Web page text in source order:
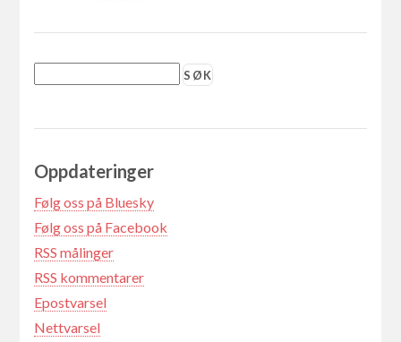
Oppdateringer
Følg oss på Bluesky
Følg oss på Facebook
RSS målinger
RSS kommentarer
Epostvarsel
Nettvarsel